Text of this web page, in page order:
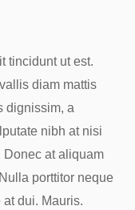
tincidunt ut est.
diam mattis
dignissim, a
nibh at nisi
Donec at aliquam
porttitor neque
dui. Mauris.